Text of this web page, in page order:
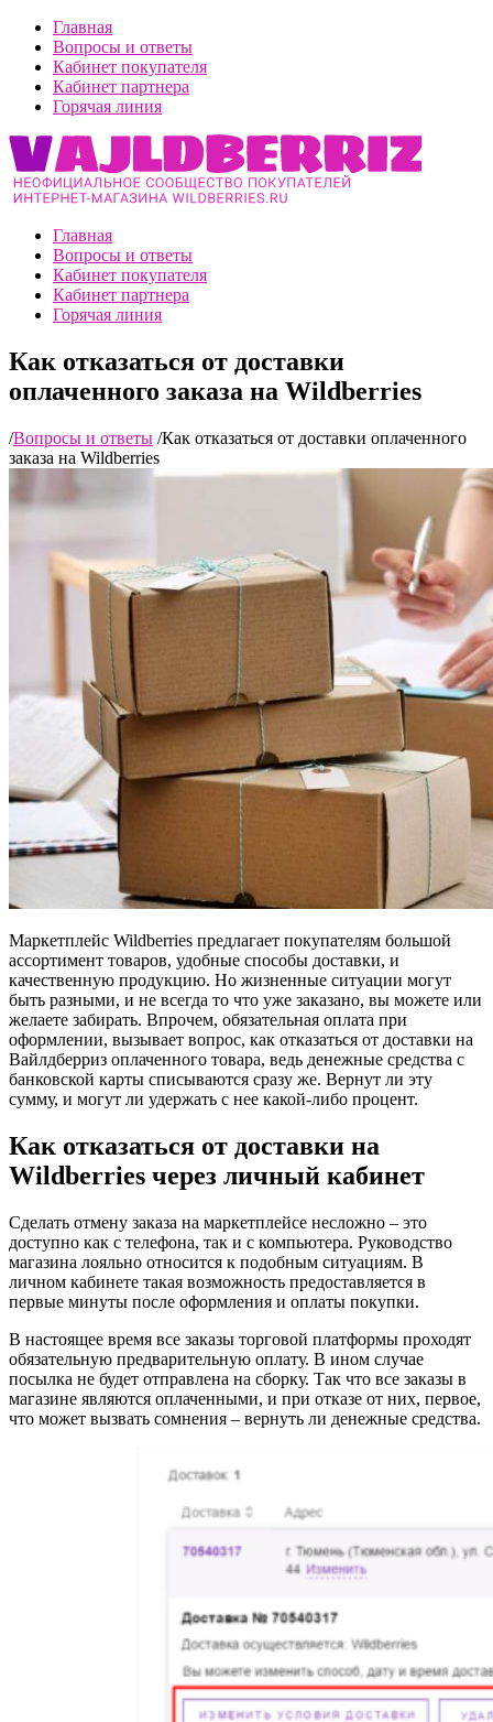
Главная
Вопросы и ответы
Кабинет покупателя
Кабинет партнера
Горячая линия
Главная
Вопросы и ответы
Кабинет покупателя
Кабинет партнера
Горячая линия
Как отказаться от доставки
оплаченного заказа на Wildberries
/Вопросы и ответы /Как отказаться от доставки оплаченного
заказа на Wildberries
Маркетплейс Wildberries предлагает покупателям большой
ассортимент товаров, удобные способы доставки, и
качественную продукцию. Но жизненные ситуации могут
быть разными, и не всегда то что уже заказано, вы можете или
желаете забирать. Впрочем, обязательная оплата при
оформлении, вызывает вопрос, как отказаться от доставки на
Вайлдберриз оплаченного товара, ведь денежные средства с
банковской карты списываются сразу же. Вернут ли эту
сумму, и могут ли удержать с нее какой-либо процент.
Как отказаться от доставки на
Wildberries через личный кабинет
Сделать отмену заказа на маркетплейсе несложно – это
доступно как с телефона, так и с компьютера. Руководство
магазина лояльно относится к подобным ситуациям. В
личном кабинете такая возможность предоставляется в
первые минуты после оформления и оплаты покупки.
В настоящее время все заказы торговой платформы проходят
обязательную предварительную оплату. В ином случае
посылка не будет отправлена на сборку. Так что все заказы в
магазине являются оплаченными, и при отказе от них, первое,
что может вызвать сомнения – вернуть ли денежные средства.